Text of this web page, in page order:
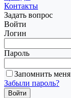
Контакты
Задать вопрос
Войти
Логин
Пароль
Запомнить меня
Забыли пароль?